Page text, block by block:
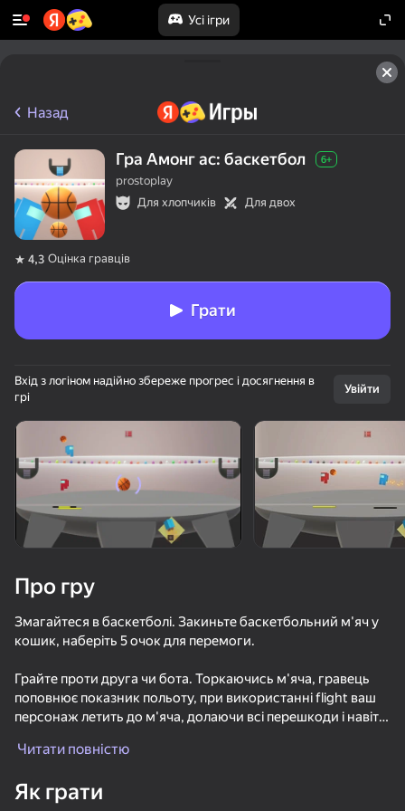
Усі ігри
Поверніть пристрій
Гра працює тільки в горизонтальній
Ускользни от Лазера
Назад
Гра Амонг ас: баскетбол 6+
prostoplay
Для хлопчиків
Для двох
4,3 Оцінка гравців
Грати
Вхід з логіном надійно збереже прогрес і досягнення в
грі
Увійти
Про гру
Змагайтеся в баскетболі. Закиньте баскетбольний м'яч у
кошик, наберіть 5 очок для перемоги.
Грайте проти друга чи бота. Торкаючись м'яча, гравець
поповнює показник польоту, при використанні flight ваш
персонаж летить до м'яча, долаючи всі перешкоди і навіть
що робить гру ще цікавішою.
Читати повністю
Як грати